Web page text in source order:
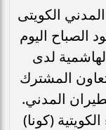
الكويتى
الصباح اليوم
لدى
المشترك
المدني.
(كونا)